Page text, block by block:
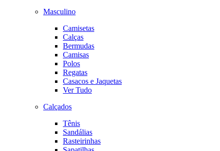
Masculino
Camisetas
Calças
Bermudas
Camisas
Polos
Regatas
Casacos e Jaquetas
Ver Tudo
Calçados
Tênis
Sandálias
Rasteirinhas